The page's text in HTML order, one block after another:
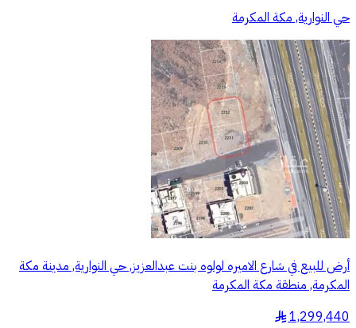
حي النوارية, مكة المكرمة
أرض للبيع في شارع الاميره لولوه بنت عبدالعزيز, حي النوارية, مدينة مكة
المكرمة, منطقة مكة المكرمة
1,299,440
§